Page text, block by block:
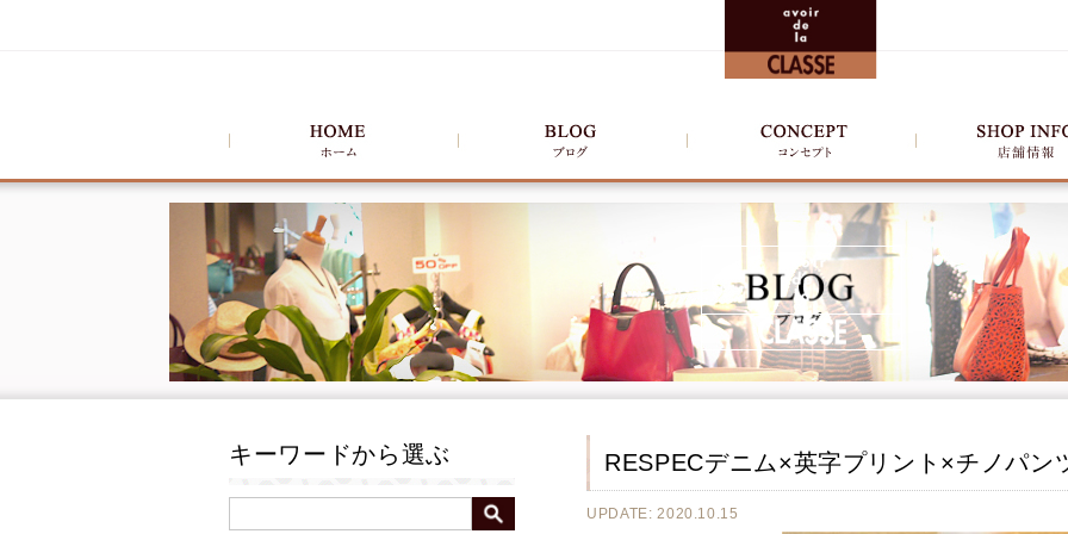
キーワードから選ぶ RESPECデニム×英字プリント×チノパン
UPDATE: 2020.10.15